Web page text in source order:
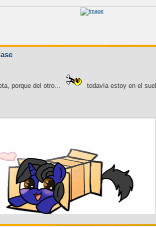
porque del otro... todavía estoy en el